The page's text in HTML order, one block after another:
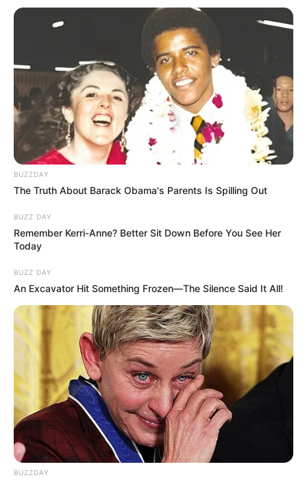
BUZZDAY
The Truth About Barack Obama's Parents Is Spilling Out
BUZZ DAY
Remember Kerri-Anne? Better Sit Down Before You See Her
Today
BUZZ DAY
An Excavator Hit Something Frozen—The Silence Said It All!
BUZZDAY